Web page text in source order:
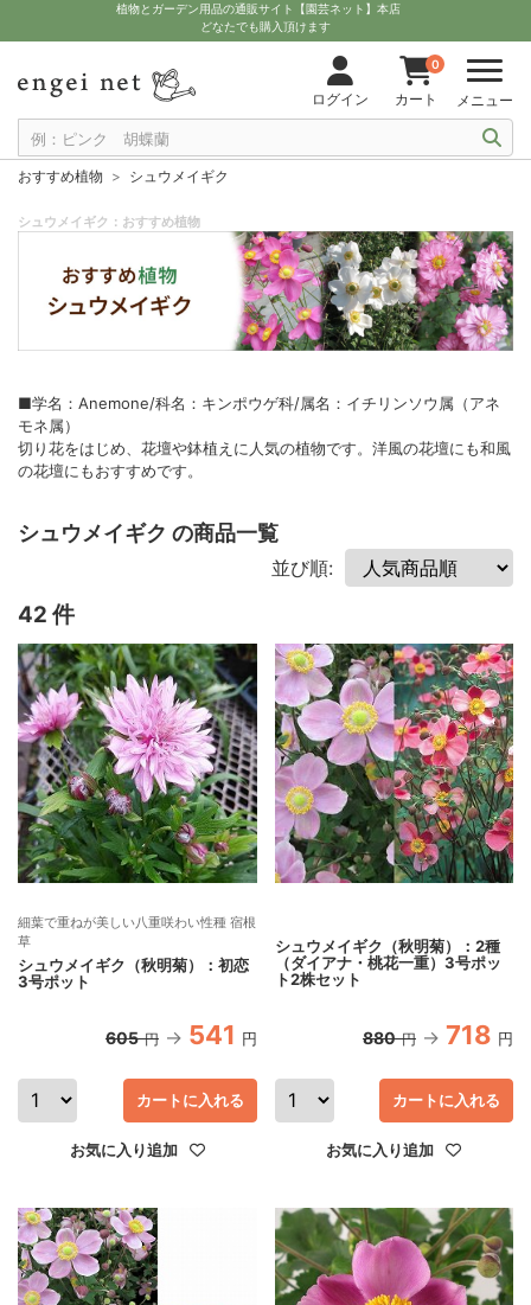
植物とガーデン用品の通販サイト【園芸ネット】本店
どなたでも購入頂けます
ログイン
0
カート メニュー
おすすめ植物 シュウメイギク
シュウメイギク：おすすめ植物
■学名：Anemone/科名：キンポウゲ科/属名：イチリンソウ属（アネ
モネ属）
切り花をはじめ、花壇や鉢植えに人気の植物です。洋風の花壇にも和風
の花壇にもおすすめです。
シュウメイギク の商品一覧
並び順:
42 件
細葉で重ねが美しい八重咲わい性種 宿根
草
シュウメイギク（秋明菊）：初恋
3号ポット
605 円 541 円
お気に入り追加
カートに入れる
シュウメイギク（秋明菊）：2種
（ダイアナ・桃花一重）3号ポッ
ト2株セット
880 円 718 円
お気に入り追加
カートに入れる